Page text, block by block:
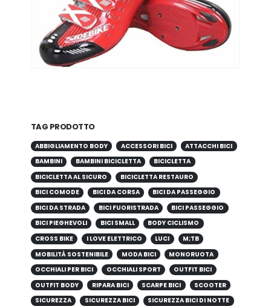
TAG PRODOTTO
ABBIGLIAMENTO BODY ACCESSORI BICI
ATTACCHI BICI
BAMBINI
BAMBINI BICICLETTA
BICICLETTA
BICICLETTA AL SICURO
BICICLETTA RESTAURO
BICI COMODE
BICI DA CORSA
BICI DA PASSEGGIO
BICI DA STRADA
BICI FUORISTRADA
BICI PASSEGGIO
BICI PIEGHEVOLI
BICI SMALL
BODY CICLISMO
CROSS BIKE
I LOVE ELETTRICO LUCI
M;TB
MOBILITÀ SOSTENIBILE
MODA BICI
MONORUOTA
OCCHIALI PER BICI
OCCHIALI SPORT
OUTFIT BICI
OUTFIT BODY
RIPARA BICI SCARPE BICI
SCOOTER
SICUREZZA
SICUREZZA BICI SICUREZZA BICI DI NOTTE